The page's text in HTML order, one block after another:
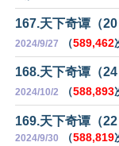
167.天下奇谭（
2024/9/27 （589,462
168.天下奇谭（
2024/10/2 （588,893
169.天下奇谭（
2024/9/30 （588,819